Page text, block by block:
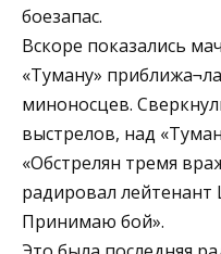
боезапас.
Вскоре показались
«Туману»
миноносцев.
выстрелов, над
«Обстрелян тремя
радировал
Принимаю бой».